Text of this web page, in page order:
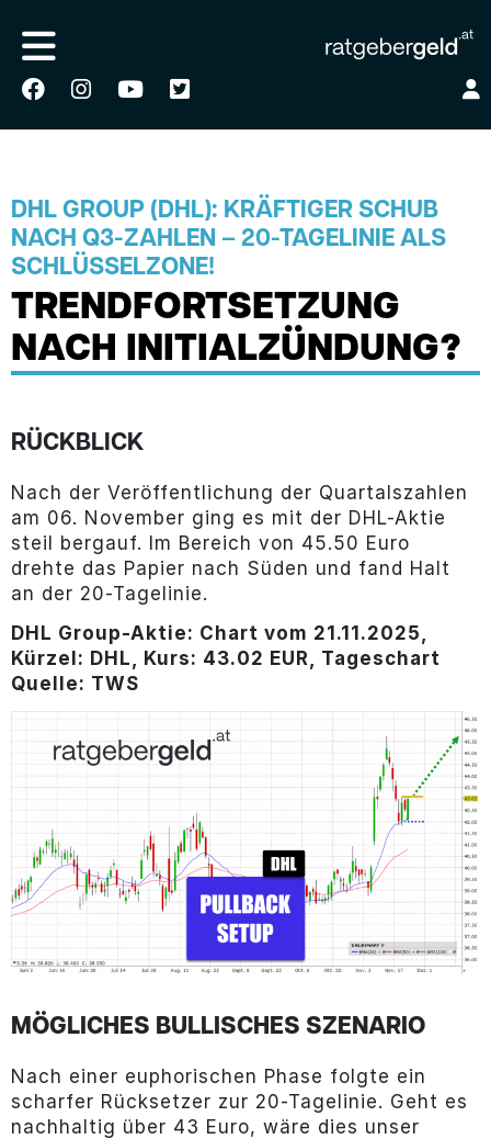
DHL GROUP (DHL): KRÄFTIGER SCHUB
NACH Q3-ZAHLEN – 20-TAGELINIE ALS
SCHLÜSSELZONE!
TRENDFORTSETZUNG
NACH INITIALZÜNDUNG?
RÜCKBLICK
Nach der Veröffentlichung der Quartalszahlen
am 06. November ging es mit der DHL-Aktie
steil bergauf. Im Bereich von 45.50 Euro
drehte das Papier nach Süden und fand Halt
an der 20-Tagelinie.
DHL Group-Aktie: Chart vom 21.11.2025,
Kürzel: DHL, Kurs: 43.02 EUR, Tageschart
Quelle: TWS
MÖGLICHES BULLISCHES SZENARIO
Nach einer euphorischen Phase folgte ein
scharfer Rücksetzer zur 20-Tagelinie. Geht es
nachhaltig über 43 Euro, wäre dies unser